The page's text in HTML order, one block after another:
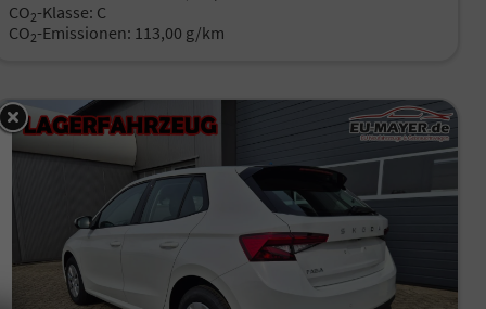
CO2-Klasse: C
CO2-Emissionen: 113,00 g/km